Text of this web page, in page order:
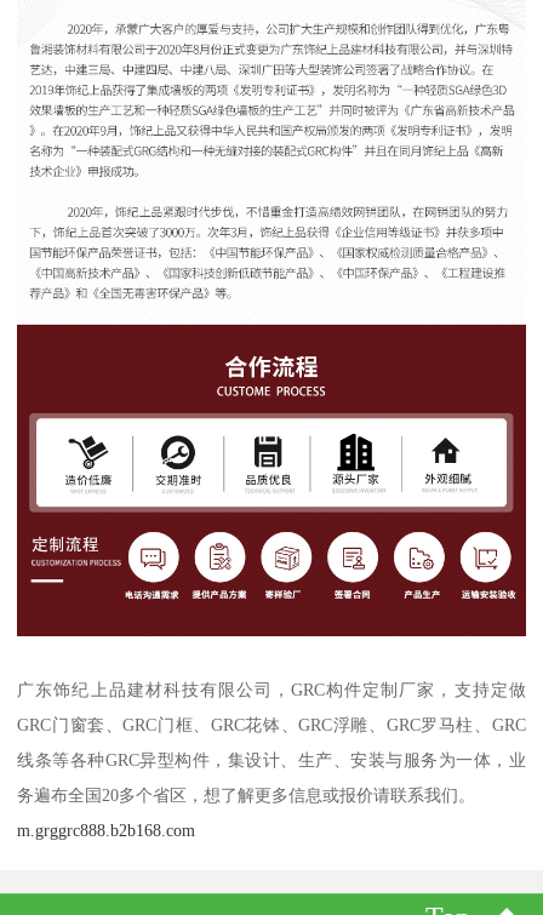
广东饰纪上品建材科技有限公司，GRC构件定制厂家，支持定做
GRC门窗套、GRC门框、GRC花钵、GRC浮雕、GRC罗马柱、GRC
线条等各种GRC异型构件，集设计、生产、安装与服务为一体，业
务遍布全国20多个省区，想了解更多信息或报价请联系我们。
m.grggrc888.b2b168.com